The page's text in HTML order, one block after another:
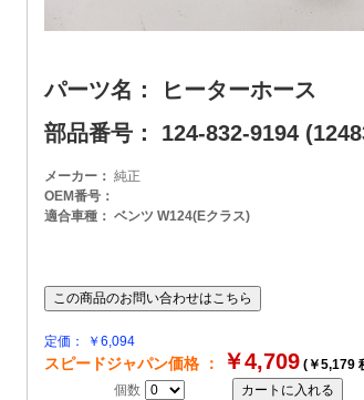
パーツ名： ヒーターホース
部品番号： 124-832-9194
メーカー： 純正
OEM番号：
適合車種： ベンツ W124(Eクラス)
定価： ￥6,094
スピードジャパン価格 ： ￥4,709(￥5,179
個数